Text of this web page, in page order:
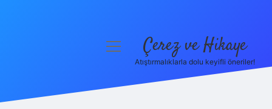
menüyü Çerez ve Hikaye
Atıştırmalıklarla dolu keyifli öneriler!